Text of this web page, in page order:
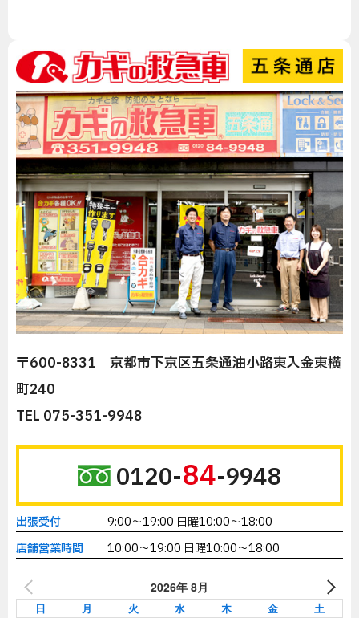
〒600-8331 京都市下京区五条通油小路東入金東横
町240
TEL 075-351-9948
0120-84-9948
出張受付
9:00～19:00 日曜10:00～18:00
店舗営業時間
10:00～19:00 日曜10:00～18:00
2026年 8月
日 月 火 水 木 金 土